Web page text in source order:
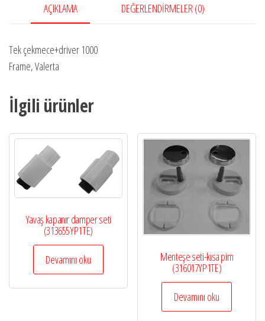
AÇIKLAMA DEĞERLENDIRMELER (0)
Tek çekmece+driver 1000
Frame, Valerta
İlgili ürünler
Yavaş kapanır damper seti
(313655YP1TE)
Devamını oku Menteşe seti-kısa pim
(316017YP1TE)
Devamını oku